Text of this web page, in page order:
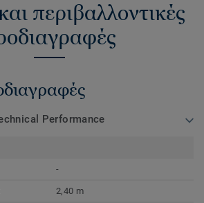
περιβαλλοντικές
Performance
-
2,40 m